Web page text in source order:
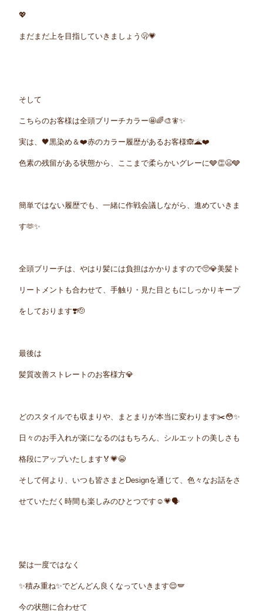
💖
まだまだ上を目指していきましょう🫢💗
そして
こちらのお客様は全頭ブリーチカラー🤩🌈🎨🧚✨
実は、🖤黒染め＆❤️赤のカラー履歴があるお客様🙈🌋❤️
色素の残留がある状態から、ここまで柔らかいグレーに🩶👏😫🩶
簡単ではない履歴でも、一緒に作戦会議しながら、進めていきま
す🫶✨
全頭ブリーチは、やはり髪には負担はかかりますので🥺💎美髪ト
リートメントも合わせて、手触り・見た目ともにしっかりキープ
をしております❣️🫡
最後は
髪質改善ストレートのお客様方💎
どのスタイルでも収まりや、まとまりが本当に変わります✂️😳✨
日々のお手入れが楽になるのはもちろん、シルエットの美しさも
格段にアップいたします🏅💗😭
そして何より、いつも皆さまとDesignを通じて、色々なお話をさ
せていただく時間も楽しみのひとつです☺️💗🗣️
髪は一度ではなく
✨積み重ね✨でどんどん良くなっていきます😌🪽
今の状態に合わせて